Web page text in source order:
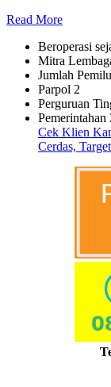
Read More
Beroperasi
Mitra
Jumlah Pemilu
Parpol 2
Perguruan
Pemerintahan
Cek Klien
Cerdas,